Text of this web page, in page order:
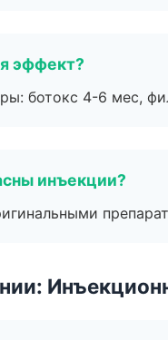
эффект?
ботокс 4-6 мес,
инъекции?